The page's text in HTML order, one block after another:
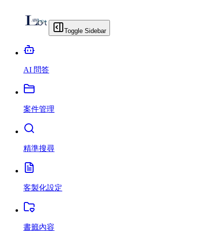
Toggle Sidebar
AI 問答
案件管理
精準搜尋
客製化設定
書籤內容